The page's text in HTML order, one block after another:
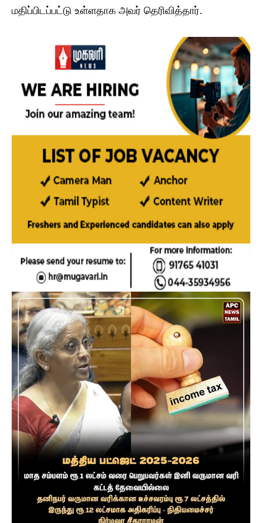
மதிப்பிடப்பட்டு உள்ளதாக அவர் தெரிவித்தார்.